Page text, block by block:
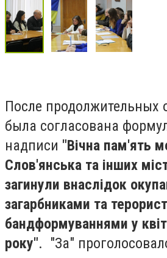
После продолжительных
была согласована
надписи "Вічна пам'ять
Слов'янська та інших
загинули внаслідок
загарбниками та
бандформуваннями у
року". "За"